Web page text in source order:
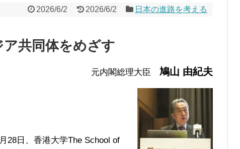
2026/6/2 2026/6/2 日本の進路を考える
共同体をめざす
元内閣総理大臣 鳩山 由紀夫
28日、香港大学The School of